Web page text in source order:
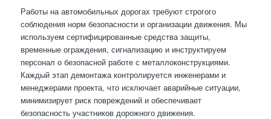
Работы на автомобильных дорогах требуют строгого
соблюдения норм безопасности и организации движения. Мы
используем сертифицированные средства защиты,
временные ограждения, сигнализацию и инструктируем
персонал о безопасной работе с металлоконструкциями.
Каждый этап демонтажа контролируется инженерами и
менеджерами проекта, что исключает аварийные ситуации,
минимизирует риск повреждений и обеспечивает
безопасность участников дорожного движения.